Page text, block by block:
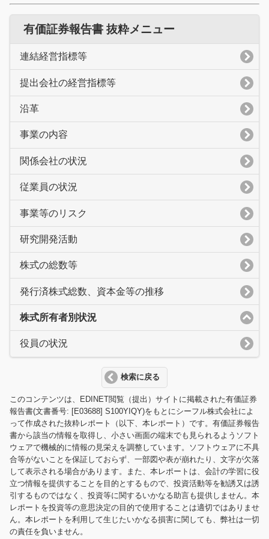
有価証券報告書 抜粋メニュー
連結経営指標等
提出会社の経営指標等
沿革
事業の内容
関係会社の状況
従業員の状況
事業等のリスク
研究開発活動
株式の総数等
発行済株式総数、資本金等の推移
株式所有者別状況
役員の状況
検索に戻る
このコンテンツは、EDINET閲覧（提出）サイトに掲載された有価証券
報告書(文書番号: [E03688] S100YIQY)をもとにシーフル株式会社によ
って作成された抜粋レポート（以下、本レポート）です。有価証券報告
書から該当の情報を取得し、小さい画面の端末でも見られるようソフト
ウェアで機械的に情報の見栄えを調整しています。ソフトウェアに不具
合等がないことを保証しておらず、一部図や表が崩れたり、文字が欠落
して表示される場合があります。また、本レポートは、会計の学習に役
立つ情報を提供することを目的とするもので、投資活動等を勧誘又は誘
引するものではなく、投資等に関するいかなる助言も提供しません。本
レポートを投資等の意思決定の目的で使用することは適切ではありませ
ん。本レポートを利用して生じたいかなる損害に関しても、弊社は一切
の責任を負いません。